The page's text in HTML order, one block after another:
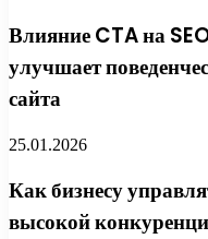
Влияние CTA на
улучшает
сайта
25.01.2026
Как бизнесу
высокой